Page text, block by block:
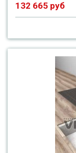
132 665 руб